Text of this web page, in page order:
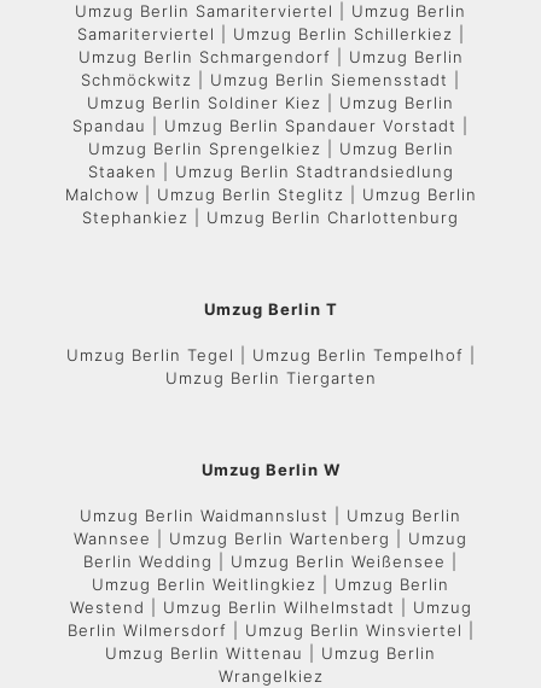
Umzug Berlin Samariterviertel | Umzug Berlin
Samariterviertel | Umzug Berlin Schillerkiez |
Umzug Berlin Schmargendorf | Umzug Berlin
Schmöckwitz | Umzug Berlin Siemensstadt |
Umzug Berlin Soldiner Kiez | Umzug Berlin
Spandau | Umzug Berlin Spandauer Vorstadt |
Umzug Berlin Sprengelkiez | Umzug Berlin
Staaken | Umzug Berlin Stadtrandsiedlung
Malchow | Umzug Berlin Steglitz | Umzug Berlin
Stephankiez | Umzug Berlin Charlottenburg
Umzug Berlin T
Umzug Berlin Tegel | Umzug Berlin Tempelhof |
Umzug Berlin Tiergarten
Umzug Berlin W
Umzug Berlin Waidmannslust | Umzug Berlin
Wannsee | Umzug Berlin Wartenberg | Umzug
Berlin Wedding | Umzug Berlin Weißensee |
Umzug Berlin Weitlingkiez | Umzug Berlin
Westend | Umzug Berlin Wilhelmstadt | Umzug
Berlin Wilmersdorf | Umzug Berlin Winsviertel |
Umzug Berlin Wittenau | Umzug Berlin
Wrangelkiez